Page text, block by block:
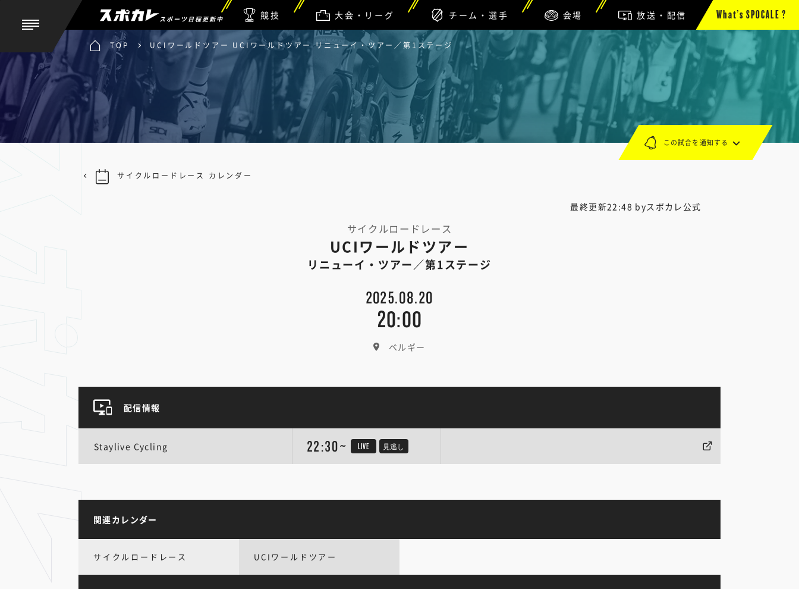
スポーツ日程更新中 競技 大会・リーグ チーム・選手 会場 放送・配信 What’s SPOCALE ?
TOP UCIワールドツアー UCIワールドツアー リニューイ・ツアー／第1ステージ
最終更新22:48 byスポカレ公式
サイクルロードレース
UCIワールドツアー
リニューイ・ツアー／第1ステージ
2025.08.20
20:00
ベルギー
この試合を通知する
サイクルロードレース カレンダー
配信情報
Staylive Cycling 22:30~ LIVE 見逃し
関連カレンダー
サイクルロードレース UCIワールドツアー